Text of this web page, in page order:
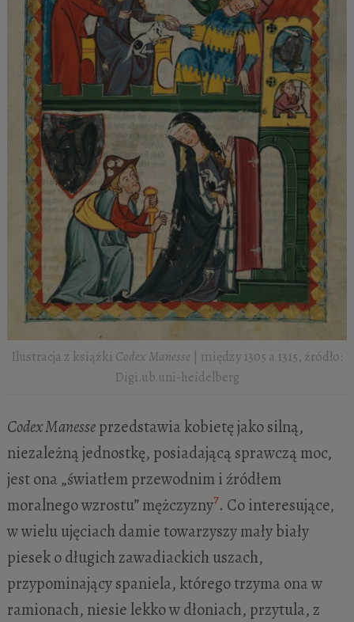
Ilustracja z książki Codex Manesse | między 1305 a 1315, źródło:
Digi.ub.uni-heidelberg
Codex Manesseprzedstawia kobietę jako silną,
niezależną jednostkę, posiadającą sprawczą moc,
jest ona „światłem przewodnim i źródłem
moralnego wzrostu” mężczyzny7. Co interesujące,
w wielu ujęciach damie towarzyszy mały biały
piesek o długich zawadiackich uszach,
przypominający spaniela, którego trzyma ona w
ramionach, niesie lekko w dłoniach, przytula, z